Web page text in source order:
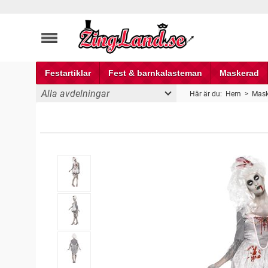
Festartiklar Fest & barnkalasteman Maskerad
Alla avdelningar Här är du: Hem >